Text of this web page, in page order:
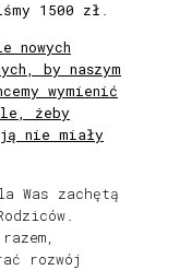
1500 zł
nowych
by naszym
wymienić
żeby
nie miały
zachętą
rozwój